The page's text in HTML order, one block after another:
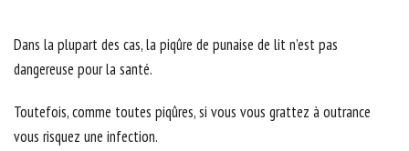
Dans la plupart des cas, la piqûre de punaise de lit n’est pas
dangereuse pour la santé.
Toutefois, comme toutes piqûres, si vous vous grattez à outrance
vous risquez une infection.